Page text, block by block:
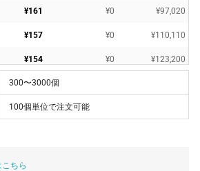
¥161 ¥0 ¥97,020
¥157 ¥0 ¥110,110
¥154 ¥0 ¥123,200
¥147
¥145
300〜3000個
100個単位で注文可能
ちら